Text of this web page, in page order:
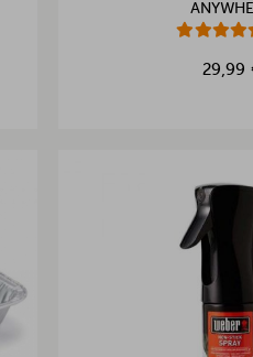
29,99